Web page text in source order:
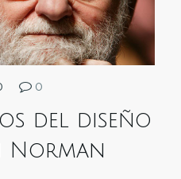
0
del diseño
Norman